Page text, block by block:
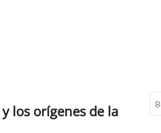
los orígenes de la